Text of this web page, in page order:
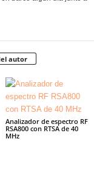
autor
Analizador de espectro RF
RSA800 con RTSA de 40
MHz